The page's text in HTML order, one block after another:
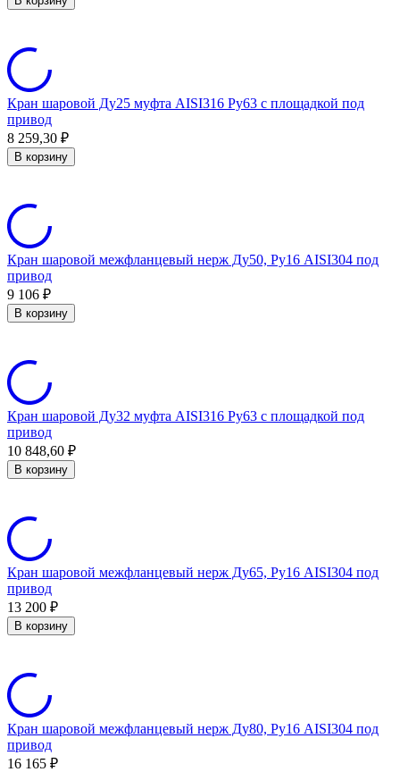
Кран шаровой Ду25 муфта AISI316 Ру63 с площадкой под
привод
8 259,30 ₽
В корзину
Кран шаровой межфланцевый нерж Ду50, Ру16 AISI304 под
привод
9 106 ₽
В корзину
Кран шаровой Ду32 муфта AISI316 Ру63 с площадкой под
привод
10 848,60 ₽
В корзину
Кран шаровой межфланцевый нерж Ду65, Ру16 AISI304 под
привод
13 200 ₽
В корзину
Кран шаровой межфланцевый нерж Ду80, Ру16 AISI304 под
привод
16 165 ₽